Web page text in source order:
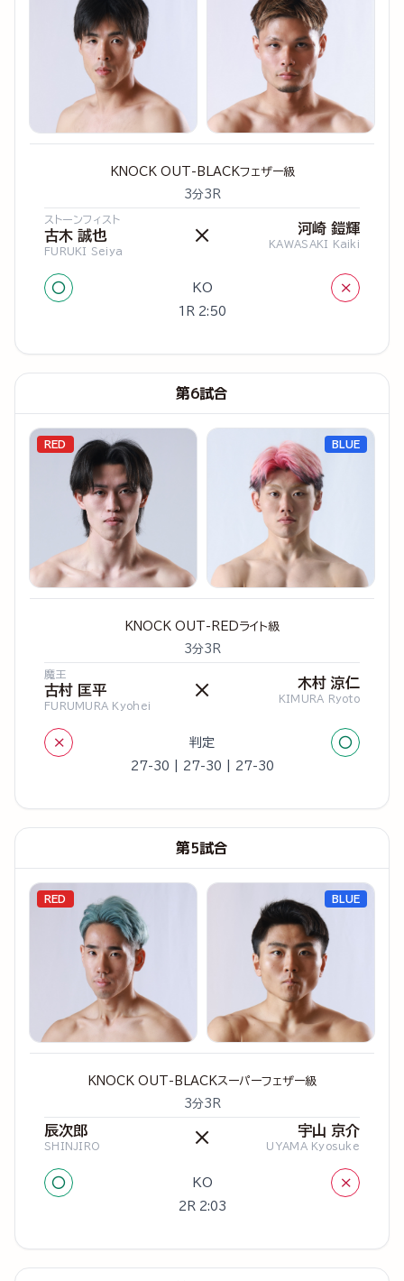
KNOCK OUT-BLACKフェザー級
3分3R
ストーンフィスト
古木 誠也
FURUKI Seiya
× 河崎 鎧輝
KAWASAKI Kaiki
○ KO ×
1R 2:50
第6試合
RED
KNOCK OUT-REDライト級
3分3R
魔王
古村 匡平
FURUMURA Kyohei
× 木村 涼仁
KIMURA Ryoto
× 判定 ○
27-30 | 27-30 | 27-30
BLUE
第5試合
RED
KNOCK OUT-BLACKスーパーフェザー級
3分3R
辰次郎
SHINJIRO × 宇山 京介
UYAMA Kyosuke
○ KO ×
2R 2:03
BLUE